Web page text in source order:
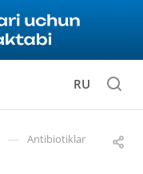
RU
— Antibiotiklar